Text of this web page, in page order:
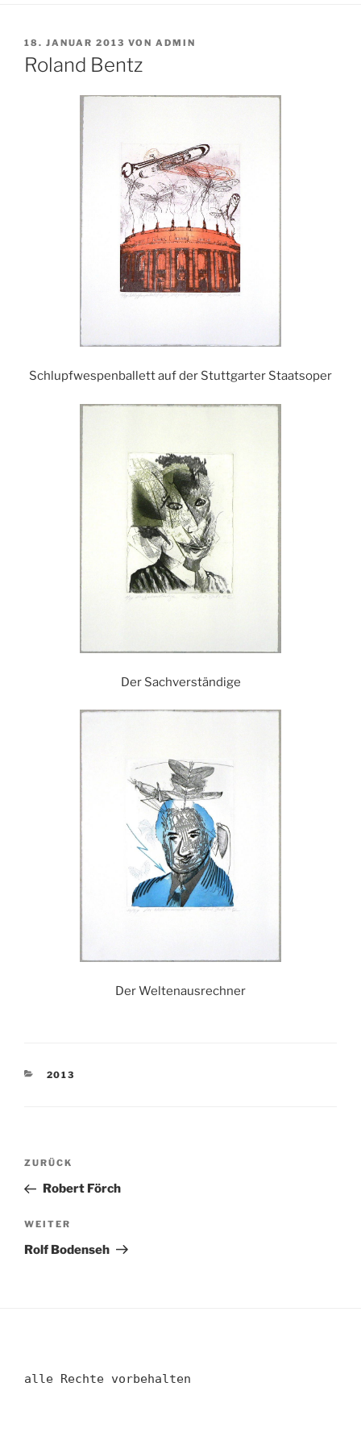
VERÖFFENTLICHT
AM
18. JANUAR 2013 VON ADMIN
Roland Bentz
Schlupfwespenballett auf der Stuttgarter Staatsoper
Der Sachverständige
Der Weltenausrechner
KATEGORIEN
2013
Beitragsnavigation
Vorheriger
Beitrag
ZURÜCK
Robert Förch
Nächster
Beitrag
WEITER
Rolf Bodenseh
alle Rechte vorbehalten